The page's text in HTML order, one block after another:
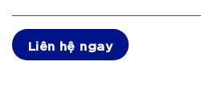
Liên hệ ngay